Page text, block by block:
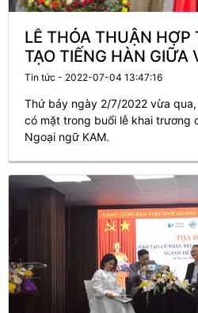
LỄ THỎA THUẬN HỢP
TẠO TIẾNG HÀN GIỮA
VÀ TRUNG TÂM
Tin tức - 2022-07-04 13:47:16
Thứ bảy ngày 2/7/2022 vừa
có mặt trong buổi lễ khai trương
Ngoại ngữ KAM.